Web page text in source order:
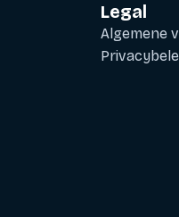
Legal
Algemene